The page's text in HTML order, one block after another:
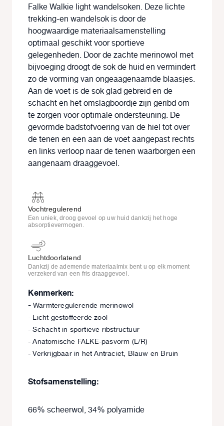
Falke Walkie light wandelsoken. Deze lichte
trekking-en wandelsok is door de
hoogwaardige materiaalsamenstelling
optimaal geschikt voor sportieve
gelegenheden. Door de zachte merinowol met
bijvoeging droogt de sok de huid en vermindert
zo de vorming van ongeaagenaamde blaasjes.
Aan de voet is de sok glad gebreid en de
schacht en het omslagboordje zijn geribd om
te zorgen voor optimale ondersteuning. De
gevormde badstofvoering van de hiel tot over
de tenen en een aan de voet aangepast rechts
en links verloop naar de tenen waarborgen een
aangenaam draaggevoel.
Vochtregulerend
Een uniek, droog gevoel op uw huid dankzij het hoge
absorptievermogen.
Luchtdoorlatend
Dankzij de ademende materiaalmix bent u op elk moment
verzekerd van een fris draaggevoel.
Kenmerken:
-Warmteregulerende merinowol
- Licht gestoffeerde zool
- Schacht in sportieve ribstructuur
- Anatomische FALKE-pasvorm (L/R)
- Verkrijgbaar in het Antraciet, Blauw en Bruin
Stofsamenstelling:
66% scheerwol, 34% polyamide